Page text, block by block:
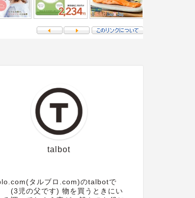
talbot
タルブロ.com)のtalbotで
(3児の父です) 物を買うときにい